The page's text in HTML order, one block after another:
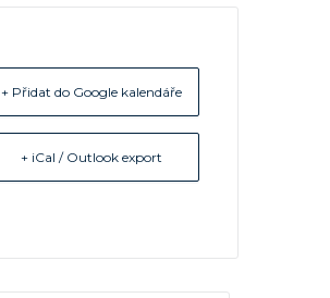
+ Přidat do Google kalendáře
+ iCal / Outlook export